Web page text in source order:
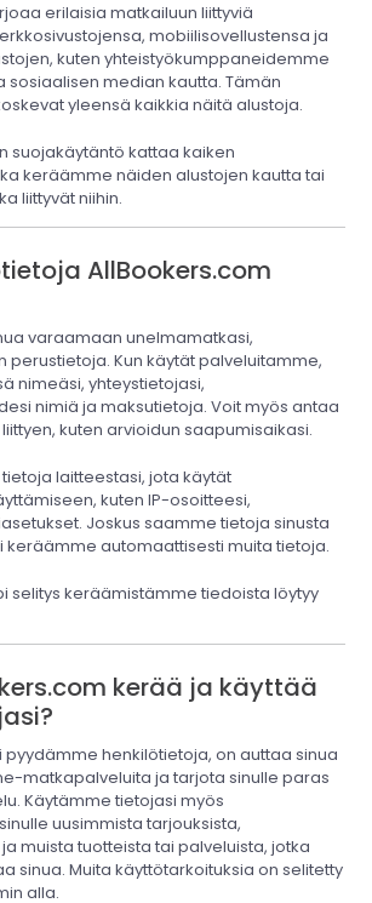
erilaisia matkailuun liittyviä
mobiilisovellustensa ja
kuten yhteistyökumppaneidemme
sosiaalisen median kautta. Tämän
yleensä kaikkia näitä alustoja.
suojakäytäntö kattaa kaiken
keräämme näiden alustojen kautta tai
liittyvät niihin.
AllBookers.com
varaamaan unelmamatkasi,
perustietoja. Kun käytät palveluitamme,
nimeäsi, yhteystietojasi,
nimiä ja maksutietoja. Voit myös antaa
kuten arvioidun saapumisaikasi.
laitteestasi, jota käytät
kuten IP-osoitteesi,
Joskus saamme tietoja sinusta
keräämme automaattisesti muita tietoja.
selitys keräämistämme tiedoista löytyy
kerää ja käyttää
pyydämme henkilötietoja, on auttaa sinua
matkapalveluita ja tarjota sinulle paras
Käytämme tietojasi myös
uusimmista tarjouksista,
muista tuotteista tai palveluista, jotka
sinua. Muita käyttötarkoituksia on selitetty
alla.